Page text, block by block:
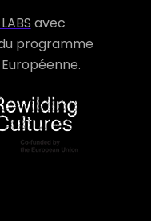
avec
programme